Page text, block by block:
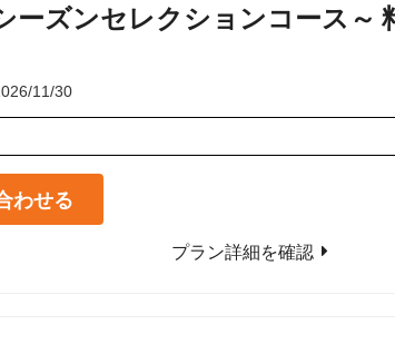
ズンセレクションコース～
11/30
わせる
プラン詳細を確認